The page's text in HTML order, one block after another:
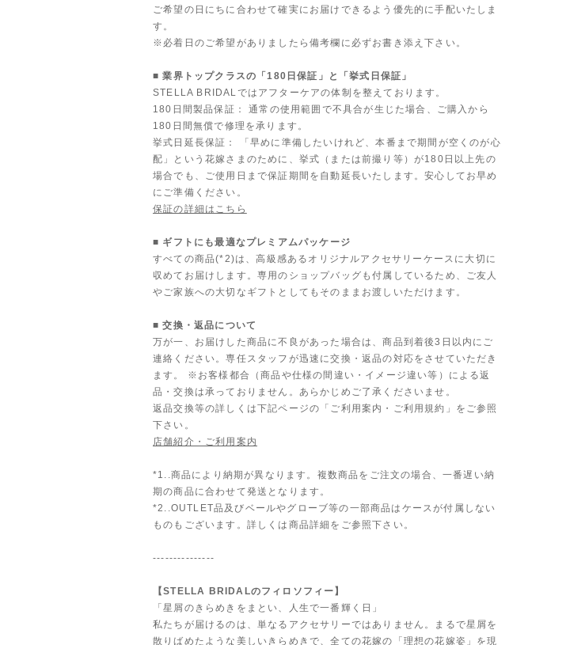
ご希望の日にちに合わせて確実にお届けできるよう優先的に手配いたしま
す。
※必着日のご希望がありましたら備考欄に必ずお書き添え下さい。
■ 業界トップクラスの「180日保証」と「挙式日保証」
STELLA BRIDALではアフターケアの体制を整えております。
180日間製品保証： 通常の使用範囲で不具合が生じた場合、ご購入から
180日間無償で修理を承ります。
挙式日延長保証： 「早めに準備したいけれど、本番まで期間が空くのが心
配」という花嫁さまのために、挙式（または前撮り等）が180日以上先の
場合でも、ご使用日まで保証期間を自動延長いたします。安心してお早め
にご準備ください。
保証の詳細はこちら
■ ギフトにも最適なプレミアムパッケージ
すべての商品(*2)は、高級感あるオリジナルアクセサリーケースに大切に
収めてお届けします。専用のショップバッグも付属しているため、ご友人
やご家族への大切なギフトとしてもそのままお渡しいただけます。
■ 交換・返品について
万が一、お届けした商品に不良があった場合は、商品到着後3日以内にご
連絡ください。専任スタッフが迅速に交換・返品の対応をさせていただき
ます。 ※お客様都合（商品や仕様の間違い・イメージ違い等）による返
品・交換は承っておりません。あらかじめご了承くださいませ。
返品交換等の詳しくは下記ページの「ご利用案内・ご利用規約」をご参照
下さい。
店舗紹介・ご利用案内
*1..商品により納期が異なります。複数商品をご注文の場合、一番遅い納
期の商品に合わせて発送となります。
*2..OUTLET品及びベールやグローブ等の一部商品はケースが付属しない
ものもございます。詳しくは商品詳細をご参照下さい。
---------------
【STELLA BRIDALのフィロソフィー】
「星屑のきらめきをまとい、人生で一番輝く日」
私たちが届けるのは、単なるアクセサリーではありません。まるで星屑を
散りばめたような美しいきらめきで、全ての花嫁の「理想の花嫁姿」を現